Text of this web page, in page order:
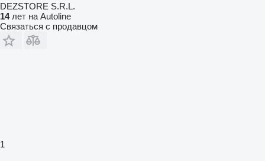
DEZSTORE S.R.L.
14лет на Autoline
Связаться с продавцом
1